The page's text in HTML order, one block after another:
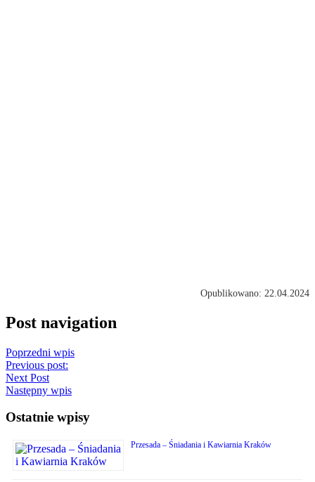
Opublikowano: 22.04.2024
Post navigation
Poprzedni wpis
Previous post:
Next Post
Następny wpis
Ostatnie wpisy
Przesada – Śniadania i Kawiarnia Kraków